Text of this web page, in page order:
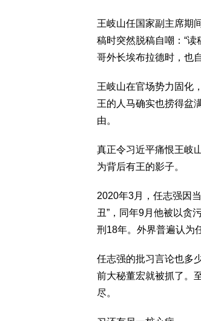
王岐山任国家副主席期
稿时突然脱稿自嘲：“
哥外长埃布拉德时，也
王岐山在官场势力固化
王的人马确实也捞得盆
由。
真正令习近平痛恨王岐
为背后有王的影子。
2020年3月，任志强因
丑”，同年9月他被以贪
刑18年。外界普遍认为
任志强的批习言论也多
前大秘董宏就被抓了。
尽。